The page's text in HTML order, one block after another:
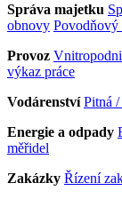
Správa majetku
obnovy Povodňový
Provoz
výkaz práce
Vodárenství Pitná
Energie a odpady
měřidel
Zakázky Řízení